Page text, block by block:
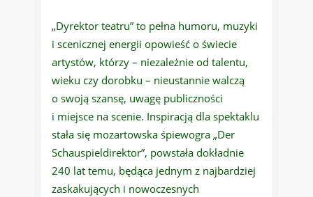
„Dyrektor teatru” to pełna humoru, muzyki
i scenicznej energii opowieść o świecie
artystów, którzy – niezależnie od talentu,
wieku czy dorobku – nieustannie walczą
o swoją szansę, uwagę publiczności
i miejsce na scenie. Inspiracją dla spektaklu
stała się mozartowska śpiewogra „Der
Schauspieldirektor”, powstała dokładnie
240 lat temu, będąca jednym z najbardziej
zaskakujących i nowoczesnych